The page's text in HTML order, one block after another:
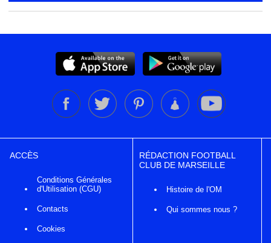
ACCÈS
Conditions Générales
d'Utilisation (CGU)
Contacts
Cookies
RÉDACTION FOOTBALL
CLUB DE MARSEILLE
Histoire de l'OM
Qui sommes nous ?